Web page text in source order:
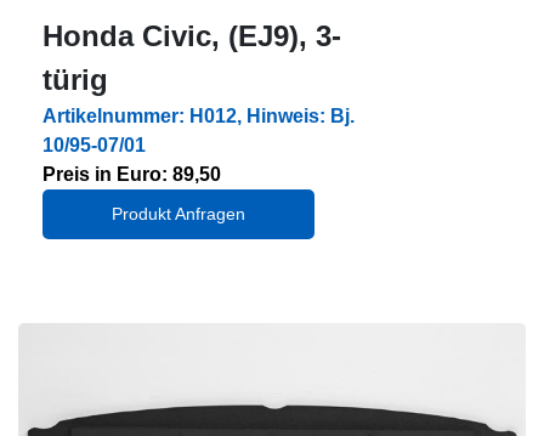
Honda Civic, (EJ9), 3-
türig
Artikelnummer: H012, Hinweis: Bj.
10/95-07/01
Preis in Euro: 89,50
Produkt Anfragen